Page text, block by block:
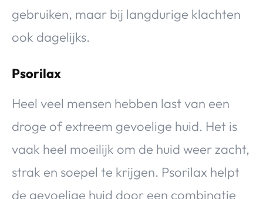
gebruiken, maar bij langdurige klachten
ook dagelijks.
Psorilax
Heel veel mensen hebben last van een
droge of extreem gevoelige huid. Het is
vaak heel moeilijk om de huid weer zacht,
strak en soepel te krijgen. Psorilax helpt
de gevoelige huid door een combinatie